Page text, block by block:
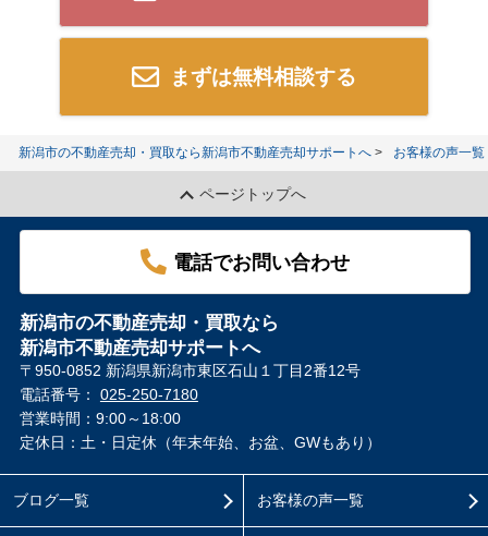
まずは無料相談する
新潟市の不動産売却・買取なら新潟市不動産売却サポートへ お客様の声一覧
ページトップへ
電話でお問い合わせ
新潟市の不動産売却・買取なら
新潟市不動産売却サポートへ
〒950-0852 新潟県新潟市東区石山１丁目2番12号
電話番号： 025-250-7180
営業時間：9:00～18:00
定休日：土・日定休（年末年始、お盆、GWもあり）
ブログ一覧 お客様の声一覧